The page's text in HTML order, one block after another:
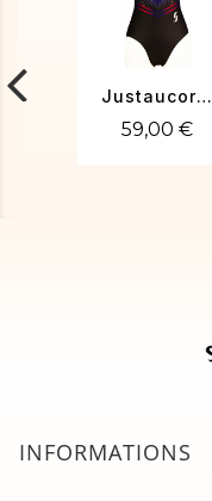
Justaucorps de gym Silva
59,00 €
INFORMATIONS